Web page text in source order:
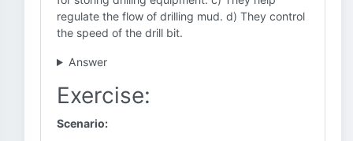
regulate the flow of drilling mud. d) They control
the speed of the drill bit.
Answer
Exercise:
Scenario: